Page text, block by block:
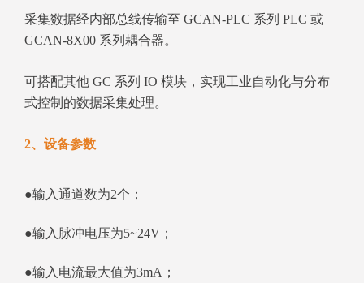
采集数据经内部总线传输至 GCAN‑PLC 系列 PLC 或
GCAN‑8X00 系列耦合器。
可搭配其他 GC 系列 IO 模块，实现工业自动化与分布
式控制的数据采集处理。
2、设备参数
●输入通道数为2个；
●输入脉冲电压为5~24V；
●输入电流最大值为3mA；